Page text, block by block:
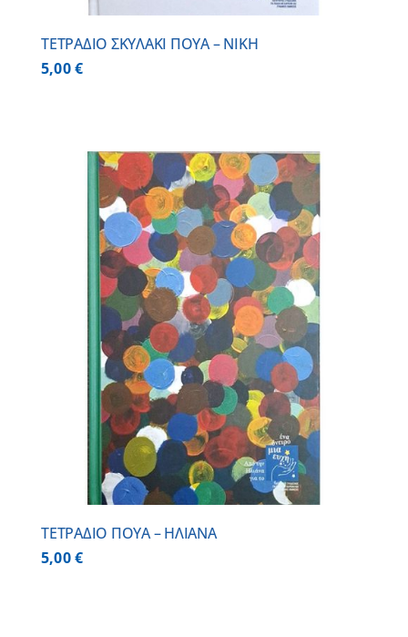
ΤΕΤΡΑΔΙΟ ΣΚΥΛΑΚΙ ΠΟΥΑ – ΝΙΚΗ
5,00€
ΤΕΤΡΑΔΙΟ ΠΟΥΑ – ΗΛΙΑΝΑ
5,00€